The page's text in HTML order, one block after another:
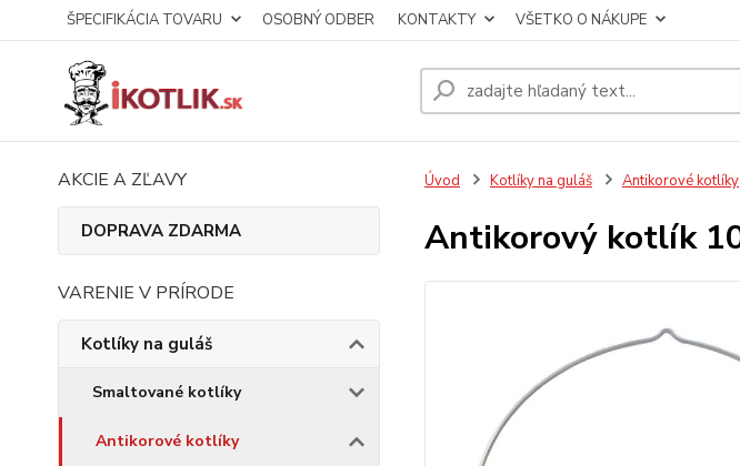
ŠPECIFIKÁCIA TOVARU OSOBNÝ ODBER KONTAKTY VŠETKO O NÁKUPE
AKCIE A ZĽAVY
DOPRAVA ZDARMA
VARENIE V PRÍRODE
Kotlíky na guláš
Smaltované kotlíky
Antikorové kotlíky
Úvod Kotlíky na guláš Antikorové kotlíky
Antikorový kotlík